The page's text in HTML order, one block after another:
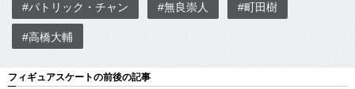
#パトリック・チャン #無良崇人 #町田樹
#高橋大輔
フィギュアスケートの前後の記事